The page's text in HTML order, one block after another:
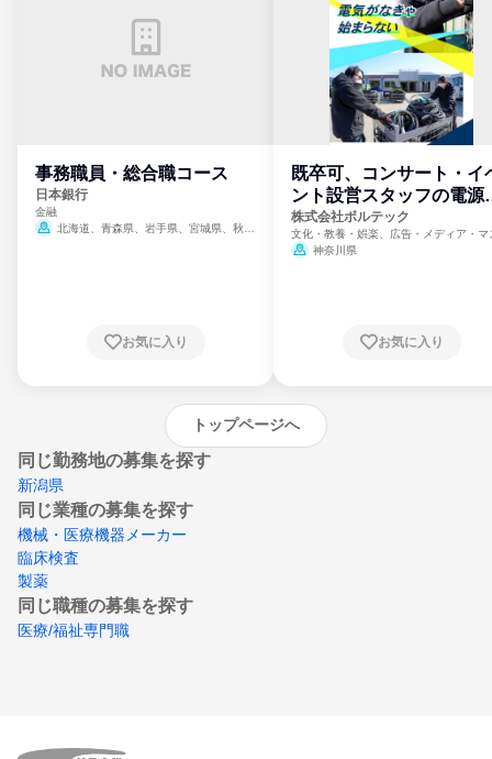
事務職員・総合職コース
日本銀行
金融
北海道、青森県、岩手県、宮城県、秋田
崎県、熊本県、大分県、宮崎県、鹿児島県、
お気に入り
既卒可、コンサート・イ
ント設営スタッフの電源
門
株式会社ボルテック
文化・教養・娯楽、広告・メディア・マ
ミ、電力・ガス・水道・エネルギー
神奈川県
お気に入り
トップページへ
同じ勤務地の募集を探す
新潟県
同じ業種の募集を探す
機械・医療機器メーカー
臨床検査
製薬
同じ職種の募集を探す
医療/福祉専門職